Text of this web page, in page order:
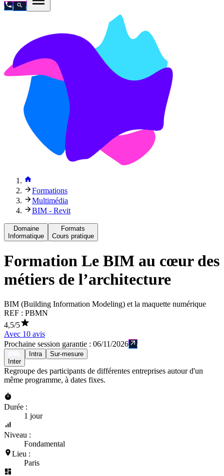
Formations
Multimédia
BIM - Revit
Domaine
Informatique
Formats
Cours pratique
Formation Le BIM au cœur des
métiers de l’architecture
BIM (Building Information Modeling) et la maquette numérique
REF : PBMN
4,5/5
Avec 10 avis
Prochaine session garantie : 06/11/2026
Inter
Intra Sur-mesure
Regroupe des participants de différentes entreprises autour d'un
même programme, à dates fixes.
Durée :
1 jour
Niveau :
Fondamental
Lieu :
Paris